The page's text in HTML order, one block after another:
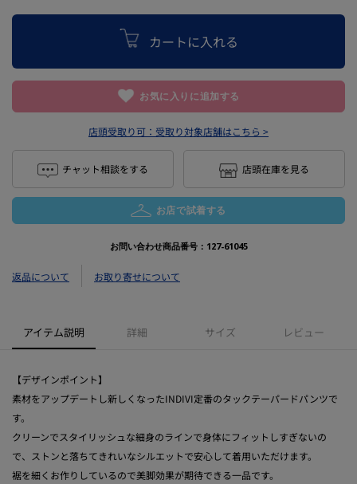
カートに入れる
お気に入りに追加する
店頭受取り可： 受取り対象店舗はこちら >
チャット相談をする 店頭在庫を見る
お店で試着する
お問い合わせ商品番号： 127-61045
返品について お取り寄せについて
アイテム説明 詳細 サイズ レビュー
【デザインポイント】
素材をアップデートし新しくなったINDIVI定番のタックテーパードパンツで
す。
クリーンでスタイリッシュな細身のラインで身体にフィットしすぎないの
で、ストンと落ちてきれいなシルエットで安心して着用いただけます。
裾を細くお作りしているので美脚効果が期待できる一品です。